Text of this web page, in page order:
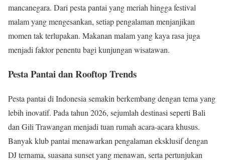
mancanegara. Dari pesta pantai yang meriah hingga festival
malam yang mengesankan, setiap pengalaman menjanjikan
momen tak terlupakan. Makanan malam yang kaya rasa juga
menjadi faktor penentu bagi kunjungan wisatawan.
Pesta Pantai dan Rooftop Trends
Pesta pantai di Indonesia semakin berkembang dengan tema yang
lebih inovatif. Pada tahun 2026, sejumlah destinasi seperti Bali
dan Gili Trawangan menjadi tuan rumah acara-acara khusus.
Banyak klub pantai menawarkan pengalaman eksklusif dengan
DJ ternama, suasana sunset yang menawan, serta pertunjukan